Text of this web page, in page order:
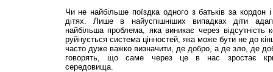
Чи не найбільше поїздка одного з батьків за кордон
дітях. Лише в найуспішніших випадках діти
найбільша проблема, яка виникає через відсутність
руйнується система цінностей, яка може бути не до
часто дуже важко визначити, де добро, а де зло, де
говорять, що саме через це в нас зростає
середовища.